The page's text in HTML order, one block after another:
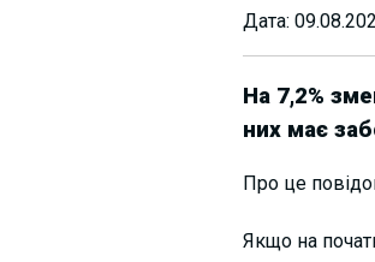
Дата:
На 7,2%
них має
Про це
Якщо на